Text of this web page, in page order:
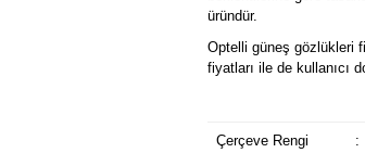
üründür.
Optelli güneş gözlükleri
fiyatları ile de kullanıcı
Çerçeve Rengi :